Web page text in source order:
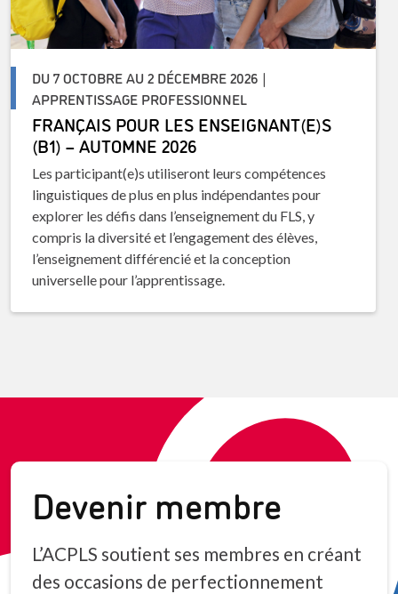
DU 7 OCTOBRE AU 2 DÉCEMBRE 2026 |
APPRENTISSAGE PROFESSIONNEL
FRANÇAIS POUR LES ENSEIGNANT(E)S
(B1) – AUTOMNE 2026
Les participant(e)s utiliseront leurs compétences
linguistiques de plus en plus indépendantes pour
explorer les défis dans l’enseignement du FLS, y
compris la diversité et l’engagement des élèves,
l’enseignement différencié et la conception
universelle pour l’apprentissage.
Devenir membre
L’ACPLS soutient ses membres en créant
des occasions de perfectionnement